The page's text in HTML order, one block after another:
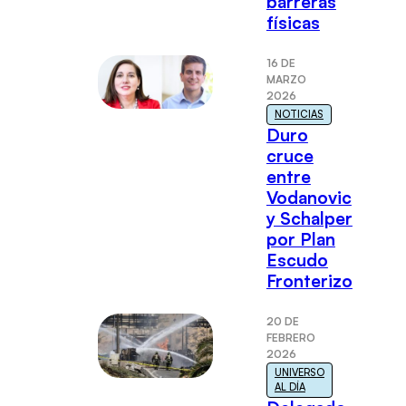
físicas
16 DE
MARZO
2026
NOTICIAS
Duro
cruce
entre
Vodanovic
y Schalper
por Plan
Escudo
Fronterizo
20 DE
FEBRERO
2026
UNIVERSO
AL DÍA